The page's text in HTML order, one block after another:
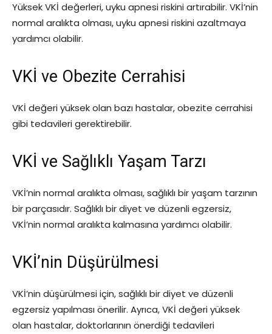
Yüksek VKİ değerleri, uyku apnesi riskini artırabilir. VKİ’nin
normal aralıkta olması, uyku apnesi riskini azaltmaya
yardımcı olabilir.
VKİ ve Obezite Cerrahisi
VKİ değeri yüksek olan bazı hastalar, obezite cerrahisi
gibi tedavileri gerektirebilir.
VKİ ve Sağlıklı Yaşam Tarzı
VKİ’nin normal aralıkta olması, sağlıklı bir yaşam tarzının
bir parçasıdır. Sağlıklı bir diyet ve düzenli egzersiz,
VKİ’nin normal aralıkta kalmasına yardımcı olabilir.
VKİ’nin Düşürülmesi
VKİ’nin düşürülmesi için, sağlıklı bir diyet ve düzenli
egzersiz yapılması önerilir. Ayrıca, VKİ değeri yüksek
olan hastalar, doktorlarının önerdiği tedavileri